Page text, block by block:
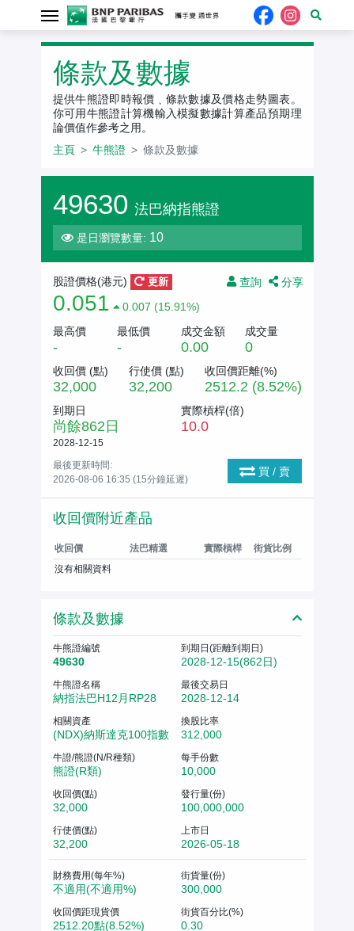
牛熊證
條款及數據
提供牛熊證即時報價﹑條款數據及價格走勢圖表。
你可用牛熊證計算機輸入模擬數據計算產品預期理
論價值作參考之用。
主頁
牛熊證 條款及數據
49630 法巴納指熊證
是日瀏覽數量: 10
查詢 分享
股證價格(港元) 更新
0.051
0.007 (15.91%)
最高價
-
最低價
-
成交金額
0.00
成交量
0
收回價 (點)
32,000
行使價 (點)
32,200
收回價距離(%)
2512.2 (8.52%)
到期日
尚餘862 日
2028-12-15
實際槓桿(倍)
10.0
最後更新時間:
2026-08-06 16:35 (15分鐘延遲)
買 / 賣
收回價附近產品
收回價 法巴精選 實際槓桿
街貨比例
沒有相關資料
條款及數據
牛熊證編號
49630
到期日(距離到期日)
2028-12-15(862日)
牛熊證名稱
納指法巴H12月RP28
最後交易日
2028-12-14
相關資產
(NDX)納斯達克100指數
換股比率
312,000
牛證/熊證(N/R種類)
熊證(R類)
每手份數
10,000
收回價(點)
32,000
發行量(份)
100,000,000
行使價(點)
32,200
上市日
2026-05-18
財務費用(每年%)
不適用(不適用%)
街貨量(份)
300,000
收回價距現貨價
2512.20點(8.52%)
街貨百分比(%)
0.30